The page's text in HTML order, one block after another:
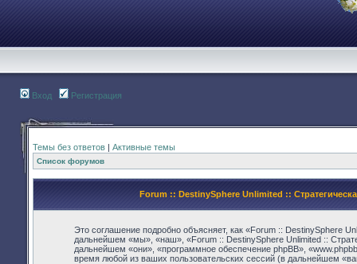
Вход Регистрация
Темы без ответов | Активные темы
Список форумов
Forum :: DestinySphere Unlimited ::
Это соглашение подробно объясняет, как «Forum :: DestinySphere
дальнейшем «мы», «наш», «Forum :: DestinySphere Unlimited ::
дальнейшем «они», «программное обеспечение phpBB»,
время любой из ваших пользовательских сессий (в дальнейшем